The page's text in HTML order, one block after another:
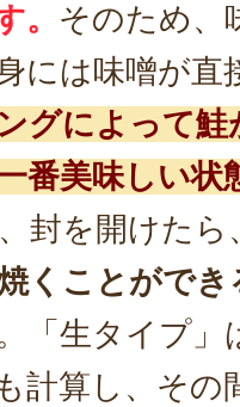
。 そのため、
には味噌が直
グによって鮭
番美味しい状
封を開けたら
くことができ
「生タイプ
計算し、その